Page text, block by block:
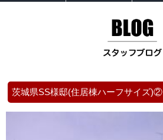
茨城県SS様邸(住居棟ハーフサイズ)②